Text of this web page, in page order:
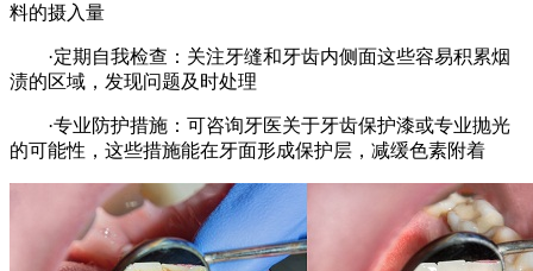
料的摄入量
·定期自我检查：关注牙缝和牙齿内侧面这些容易积累烟
渍的区域，发现问题及时处理
·专业防护措施：可咨询牙医关于牙齿保护漆或专业抛光
的可能性，这些措施能在牙面形成保护层，减缓色素附着